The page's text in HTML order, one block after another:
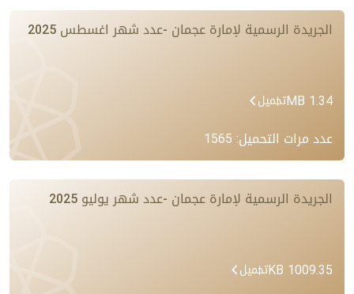
الجريدة الرسمية لإمارة عجمان -عدد شهر اغسطس 2025
1.34 MB تحميل
عدد مرات التحميل: 1565
الجريدة الرسمية لإمارة عجمان -عدد شهر يوليو 2025
1009.35 KB تحميل